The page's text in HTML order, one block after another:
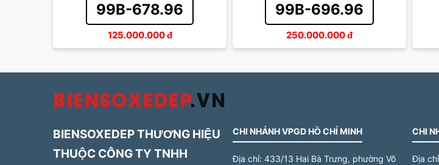
99B-678.96
125.000.000đ
99B-696.96
250.000.000đ
BIENSOXEDEP THƯƠNG HIỆU
THUỘC CÔNG TY TNHH
CHI NHÁNH VPGD HỒ CHÍ MINH
Địa chỉ: 433/13 Hai Bà Trưng, phường Võ
CHI
Địa